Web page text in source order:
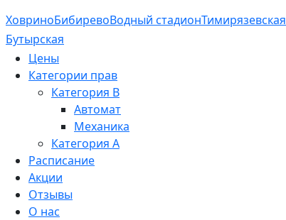
ХовриноБибиревоВодный стадионТимирязевская
Бутырская
Цены
Категории прав
Категория B
Автомат
Механика
Категория A
Расписание
Акции
Отзывы
О нас